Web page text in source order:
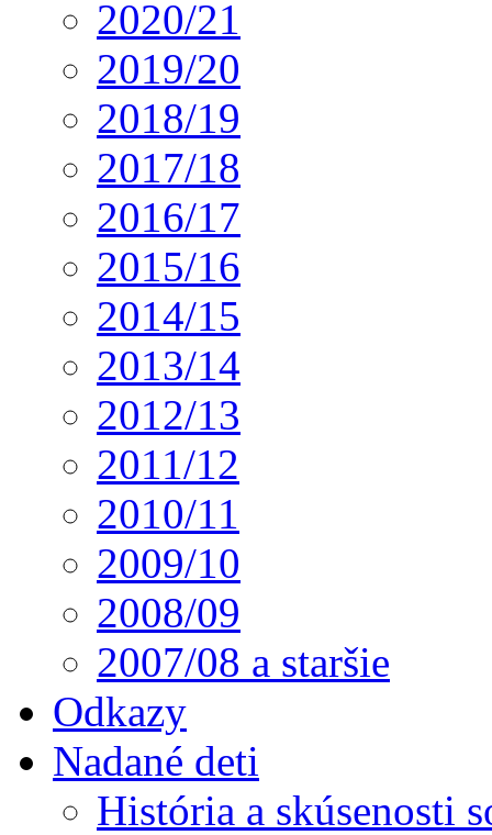
2020/21
2019/20
2018/19
2017/18
2016/17
2015/16
2014/15
2013/14
2012/13
2011/12
2010/11
2009/10
2008/09
2007/08 a staršie
Odkazy
Nadané deti
História a skúsenosti